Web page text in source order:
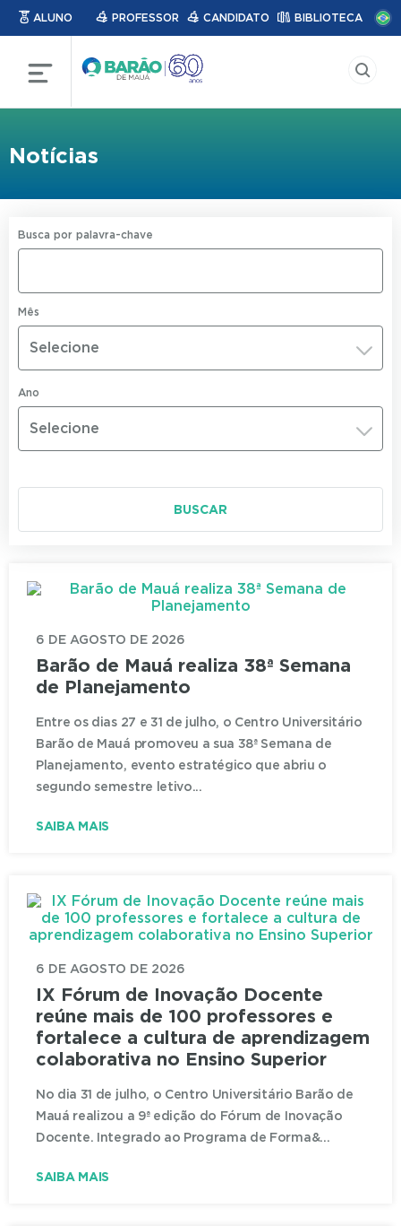
ALUNO PROFESSOR CANDIDATO BIBLIOTECA
Notícias
Busca por palavra-chave
Mês
Selecione
Ano
Selecione
BUSCAR
6 DE AGOSTO DE 2026
Barão de Mauá realiza 38ª Semana
de Planejamento
Entre os dias 27 e 31 de julho, o Centro Universitário
Barão de Mauá promoveu a sua 38ª Semana de
Planejamento, evento estratégico que abriu o
segundo semestre letivo...
SAIBA MAIS
6 DE AGOSTO DE 2026
IX Fórum de Inovação Docente
reúne mais de 100 professores e
fortalece a cultura de aprendizagem
colaborativa no Ensino Superior
No dia 31 de julho, o Centro Universitário Barão de
Mauá realizou a 9ª edição do Fórum de Inovação
Docente. Integrado ao Programa de Forma&...
SAIBA MAIS